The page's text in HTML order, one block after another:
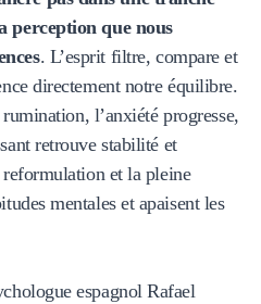
perception que nous
. L’esprit filtre, compare et
directement notre équilibre.
l’anxiété progresse,
retrouve stabilité et
et la pleine
mentales et apaisent les
espagnol Rafael